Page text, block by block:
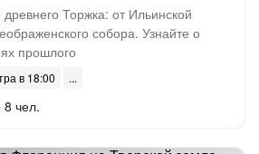
Торжка: от Ильинской
собора. Узнайте о
прошлого
в 18:00
чел.